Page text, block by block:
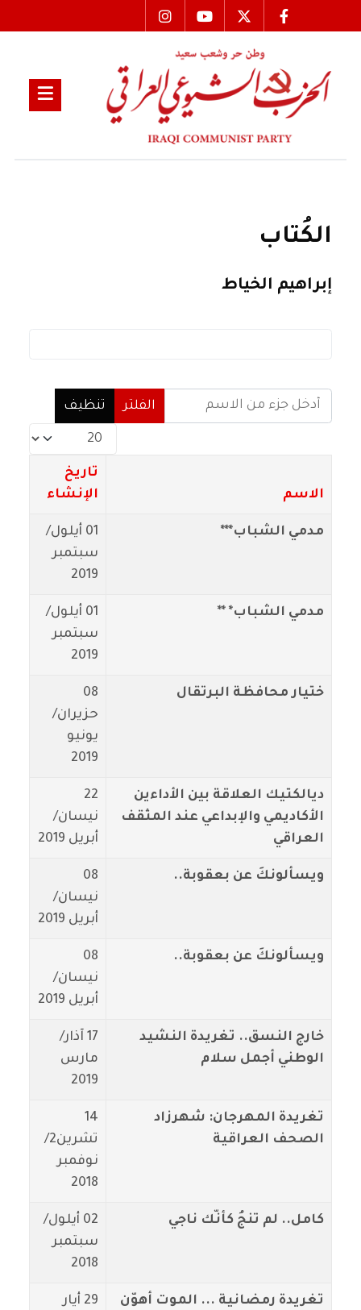
الكُتاب
إبراهيم الخياط
أدخل جزء من الاسم
الفلتر
تنظيف
عدد الإظهارات:
الاسم
تاريخ
الإنشاء
مدمي الشباب***
01 أيلول/
سبتمبر
2019
مدمي الشباب* **
01 أيلول/
سبتمبر
2019
ختيار محافظة البرتقال
08
حزيران/
يونيو
2019
ديالكتيك العلاقة بين الأداءين
الأكاديمي والإبداعي عند المثقف
العراقي
22
نيسان/
أبريل 2019
ويسألونكَ عن بعقوبة..
08
نيسان/
أبريل 2019
ويسألونكَ عن بعقوبة..
08
نيسان/
أبريل 2019
خارج النسق.. تغريدة النشيد
الوطني أجمل سلام
17 آذار/
مارس
2019
تغريدة المهرجان: شهرزاد
الصحف العراقية
14
تشرين2/
نوفمبر
2018
كامل.. لم تنجُ كأنّك ناجي
02 أيلول/
سبتمبر
2018
تغريدة رمضانية ... الموت أهوّن
29 أيار